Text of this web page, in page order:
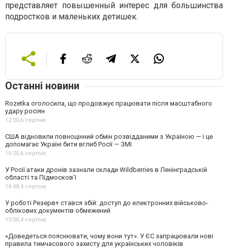
представляет повышенный интерес для большинства
подростков и маленьких детишек.
Останні новини
Rozetka оголосила, що продовжує працювати після масштабного
удару росіян
12:00,6 серпня
США відновили повноцінний обмін розвідданими з Україною — і це
допомагає Україні бити вглиб Росії — ЗМІ
10:20,6 серпня
У Росії атаки дронів зазнали склади Wildberries в Ленінградській
області та Підмосков’ї
14:48,4 серпня
У роботі Резерв+ стався збій: доступ до електронних військово-
облікових документів обмежений
13:00,4 серпня
«Доведеться пояснювати, чому вони тут». У ЄС запрацювали нові
правила тимчасового захисту для українських чоловіків